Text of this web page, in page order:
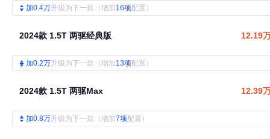
加0.4万升级为下一款（增加16项配置）
2024款 1.5T 两驱经典版 12.19
加0.2万升级为下一款（增加13项配置）
2024款 1.5T 两驱Max 12.39
加0.8万升级为下一款（增加7项配置）